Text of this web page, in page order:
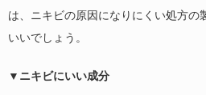
は、ニキビの原因になりにくい処方の
いいでしょう。
▼ニキビにいい成分